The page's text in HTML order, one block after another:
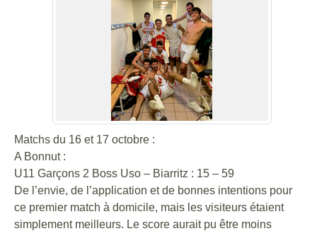
Matchs du 16 et 17 octobre :
A Bonnut :
U11 Garçons 2 Boss Uso – Biarritz : 15 – 59
De l’envie, de l’application et de bonnes intentions pour
ce premier match à domicile, mais les visiteurs étaient
simplement meilleurs. Le score aurait pu être moins